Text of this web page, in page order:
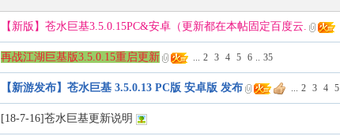
【新版】苍水巨基3.5.0.15PC&安卓（更新都在本帖固定百度云.
再战江湖巨基版3.5.0.15重启更新 ... 2 3 4 5 6 .. 35
【新游发布】苍水巨基 3.5.0.13 PC版 安卓版 发布 ... 2 3 4 5
[18-7-16]苍水巨基更新说明